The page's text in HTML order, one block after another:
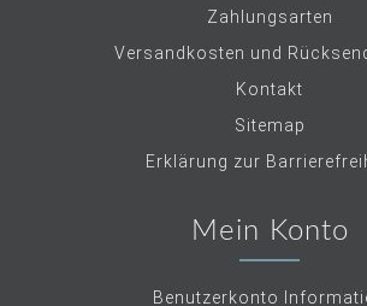
Zahlungsarten
Versandkosten und
Kontakt
Sitemap
Erklärung zur
Mein Konto
Benutzerkonto